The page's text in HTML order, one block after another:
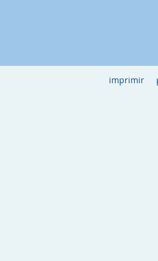
imprimir